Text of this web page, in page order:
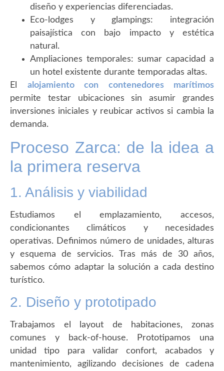
diseño y experiencias diferenciadas.
Eco-lodges y glampings: integración
paisajística con bajo impacto y estética
natural.
Ampliaciones temporales: sumar capacidad a
un hotel existente durante temporadas altas.
El alojamiento con contenedores marítimos
permite testar ubicaciones sin asumir grandes
inversiones iniciales y reubicar activos si cambia la
demanda.
Proceso Zarca: de la idea a
la primera reserva
1. Análisis y viabilidad
Estudiamos el emplazamiento, accesos,
condicionantes climáticos y necesidades
operativas. Definimos número de unidades, alturas
y esquema de servicios. Tras más de 30 años,
sabemos cómo adaptar la solución a cada destino
turístico.
2. Diseño y prototipado
Trabajamos el layout de habitaciones, zonas
comunes y back-of-house. Prototipamos una
unidad tipo para validar confort, acabados y
mantenimiento, agilizando decisiones de cadena